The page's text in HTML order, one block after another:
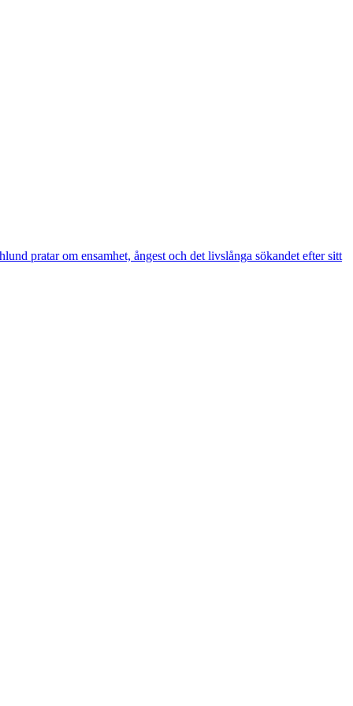
pratar om ensamhet, ångest och det livslånga sökandet efter sitt